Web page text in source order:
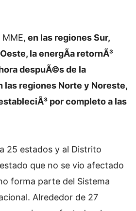
en las regiones Sur,
la energÃ­a retornÃ³
despuÃ©s de la
las regiones Norte y Noreste,
por completo a las
25 estados y al Distrito
que no se vio afectado
forma parte del Sistema
Alrededor de 27